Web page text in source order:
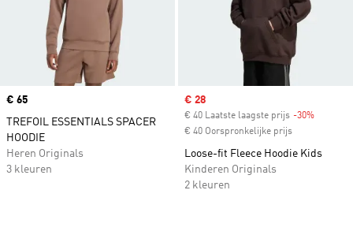
Price
€ 65
TREFOIL ESSENTIALS SPACER
HOODIE
Heren Originals
3 kleuren
Sale price
€ 28
€ 40 Laatste laagste prijs -30%
€ 40 Oorspronkelijke prijs
Loose-fit Fleece Hoodie Kids
Kinderen Originals
2 kleuren